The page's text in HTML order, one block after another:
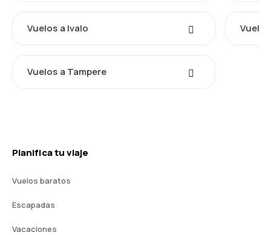
Vuelos a Ivalo
Vuelos a Tampere
Planifica tu viaje
Vuelos baratos
Escapadas
Vacaciones